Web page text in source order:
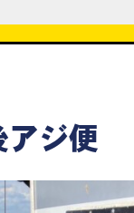
アジ便